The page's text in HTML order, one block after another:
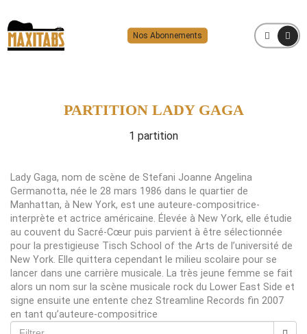
Nos Abonnements MENU
PARTITION LADY GAGA
1 partition
Lady Gaga, nom de scène de Stefani Joanne Angelina
Germanotta, née le 28 mars 1986 dans le quartier de
Manhattan, à New York, est une auteure-compositrice-
interprète et actrice américaine. Élevée à New York, elle étudie
au couvent du Sacré-Cœur puis parvient à être sélectionnée
pour la prestigieuse Tisch School of the Arts de l’université de
New York. Elle quittera cependant le milieu scolaire pour se
lancer dans une carrière musicale. La très jeune femme se fait
alors un nom sur la scène musicale rock du Lower East Side et
signe ensuite une entente chez Streamline Records fin 2007
en tant qu’auteure-compositrice